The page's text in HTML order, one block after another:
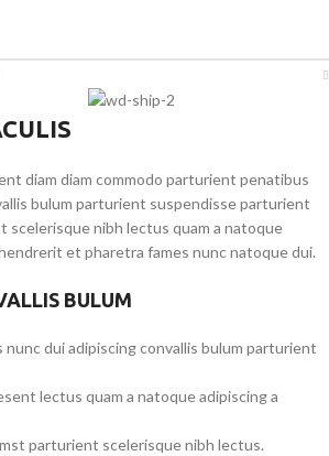
diam diam commodo parturient penatibus
bulum parturient suspendisse parturient
scelerisque nibh lectus quam a natoque
et pharetra fames nunc natoque dui.
BULUM
dui adipiscing convallis bulum parturient
lectus quam a natoque adipiscing a
parturient scelerisque nibh lectus.